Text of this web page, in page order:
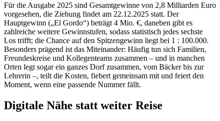
Für die Ausgabe 2025 sind Gesamtgewinne von 2,8 Milliarden Euro
vorgesehen, die Ziehung findet am 22.12.2025 statt. Der
Hauptgewinn („El Gordo“) beträgt 4 Mio. €, daneben gibt es
zahlreiche weitere Gewinnstufen, sodass statistisch jedes sechste
Los trifft; die Chance auf den Spitzengewinn liegt bei 1 : 100.000.
Besonders prägend ist das Miteinander: Häufig tun sich Familien,
Freundeskreise und Kollegenteams zusammen – und in manchen
Orten legt sogar ein ganzes Dorf zusammen, vom Bäcker bis zur
Lehrerin –, teilt die Kosten, fiebert gemeinsam mit und feiert den
Moment, wenn eine passende Nummer fällt.
Digitale Nähe statt weiter Reise